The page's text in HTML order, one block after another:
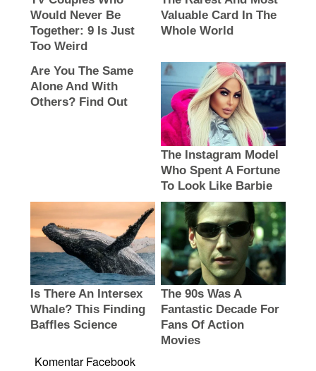
Komentar Facebook